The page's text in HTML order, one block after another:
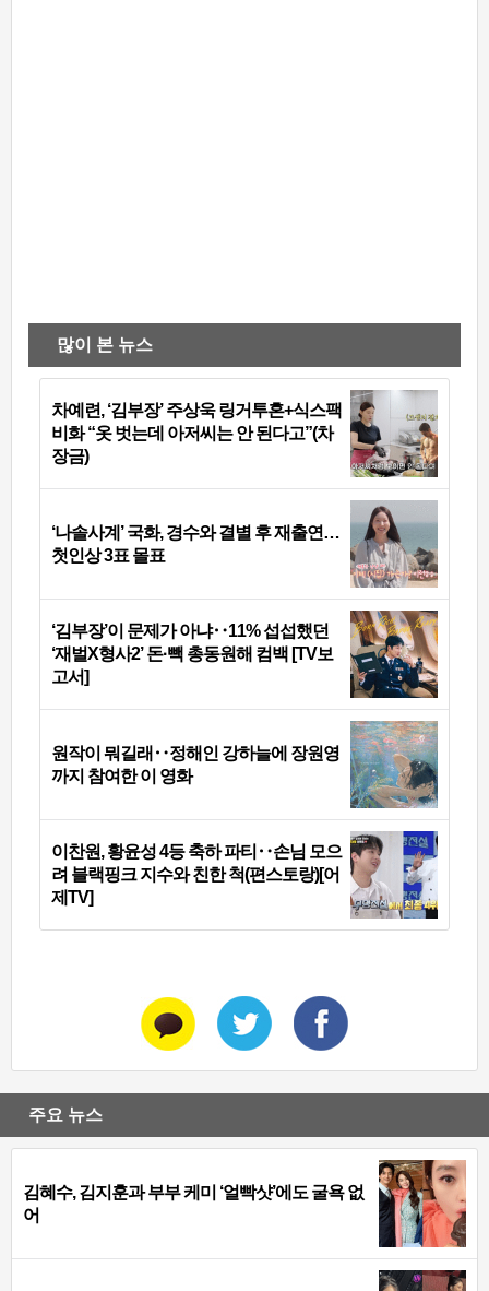
많이 본 뉴스
차예련, ‘김부장’ 주상욱 링거투혼+식스팩
비화 “옷 벗는데 아저씨는 안 된다고”(차
장금)
‘나솔사계’ 국화, 경수와 결별 후 재출연…
첫인상 3표 몰표
‘김부장’이 문제가 아냐‥11% 섭섭했던
‘재벌X형사2’ 돈·빽 총동원해 컴백 [TV보
고서]
원작이 뭐길래‥정해인 강하늘에 장원영
까지 참여한 이 영화
이찬원, 황윤성 4등 축하 파티‥손님 모으
려 블랙핑크 지수와 친한 척(편스토랑)[어
제TV]
주요 뉴스
김혜수, 김지훈과 부부 케미 ‘얼빡샷’에도 굴욕 없
어